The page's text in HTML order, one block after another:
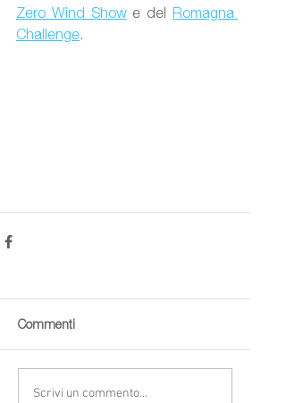
Zero Wind Show e del Romagna
Challenge.
Commenti
Scrivi un commento...